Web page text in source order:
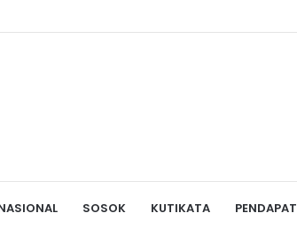
2026, Libatkan Komunitas dan UMKM
SOSOK KUTIKATA PENDAPAT